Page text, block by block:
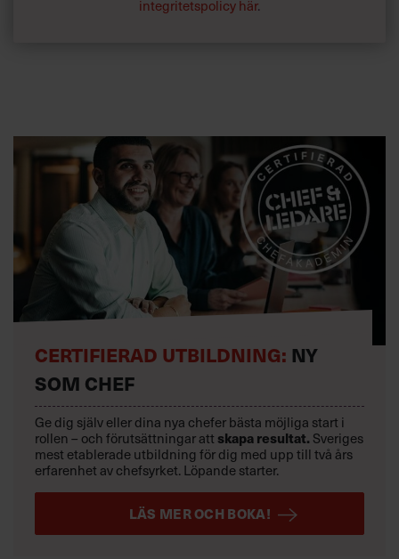
integritetspolicy här.
CERTIFIERAD UTBILDNING: NY
SOM CHEF
Ge dig själv eller dina nya chefer bästa möjliga start i
rollen – och förutsättningar att skapa resultat. Sveriges
mest etablerade utbildning för dig med upp till två års
erfarenhet av chefsyrket. Löpande starter.
LÄS MER OCH BOKA!